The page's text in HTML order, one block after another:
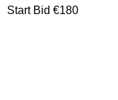
Start Bid €180